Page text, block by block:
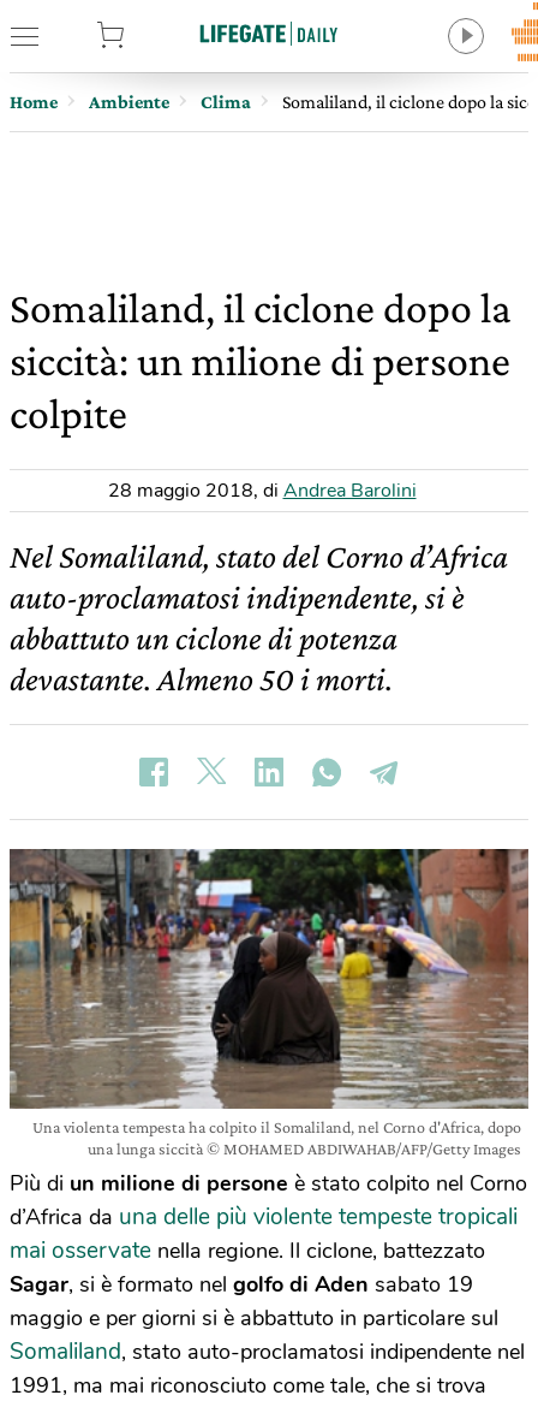
Home Ambiente Clima Somaliland, il ciclone dopo la
Somaliland, il ciclone dopo la
siccità: un milione di persone
colpite
28 maggio 2018, di Andrea Barolini
Nel Somaliland, stato del Corno d’Africa
auto-proclamatosi indipendente, si è
abbattuto un ciclone di potenza
devastante. Almeno 50 i morti.
Una violenta tempesta ha colpito il Somaliland, nel Corno d'Africa, dopo
una lunga siccità © MOHAMED ABDIWAHAB/AFP/Getty Images
Più di un milione di persone è stato colpito nel Corno
d’Africa da una delle più violente tempeste tropicali
mai osservate nella regione. Il ciclone, battezzato
Sagar, si è formato nel golfo di Aden sabato 19
maggio e per giorni si è abbattuto in particolare sul
Somaliland, stato auto-proclamatosi indipendente nel
1991, ma mai riconosciuto come tale, che si trova